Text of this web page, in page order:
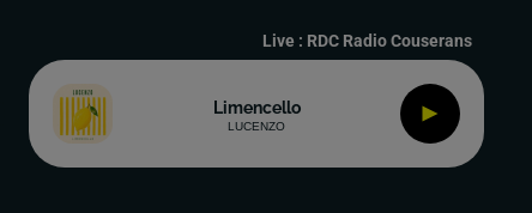
Live : RDC Radio Couserans
Limencello
LUCENZO